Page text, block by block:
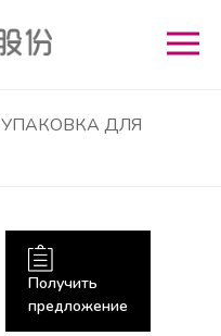
УПАКОВКА ДЛЯ
Получить
предложение